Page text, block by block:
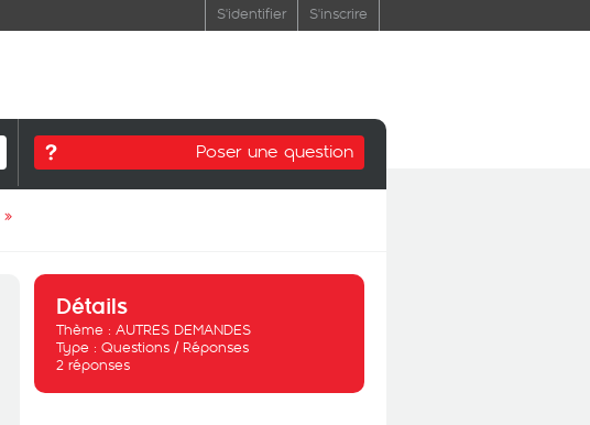
S'identifier S'inscrire
Poser une question
»
Détails
Thème : AUTRES DEMANDES
Type : Questions / Réponses
2 réponses